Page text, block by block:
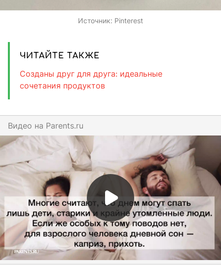
Источник: Pinterest
ЧИТАЙТЕ ТАКЖЕ
Созданы друг для друга: идеальные
сочетания продуктов
Видео на parents.ru